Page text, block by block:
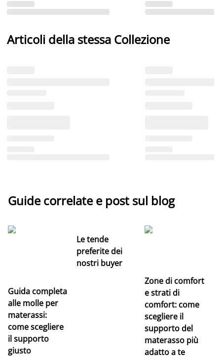
Articoli della stessa Collezione
Guide correlate e post sul blog
Guida completa
alle molle per
materassi:
come scegliere
il supporto
giusto
Le tende
preferite dei
nostri buyer
Zone di comfort
e strati di
comfort: come
scegliere il
supporto del
materasso più
adatto a te